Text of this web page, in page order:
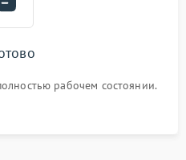
рабочем состоянии.